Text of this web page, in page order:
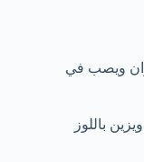
ويصب في
ثم يقدم ويزين باللوز